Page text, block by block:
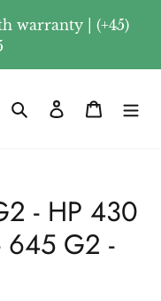
warranty | (+45)
Search Log in Cart
- HP 430
G2 -